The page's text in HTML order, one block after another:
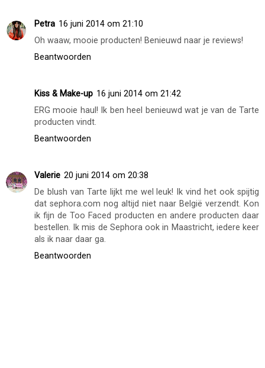
Petra 16 juni 2014 om 21:10
Oh waaw, mooie producten! Benieuwd naar je reviews!
Beantwoorden
Kiss & Make-up 16 juni 2014 om 21:42
ERG mooie haul! Ik ben heel benieuwd wat je van de Tarte
producten vindt.
Beantwoorden
Valerie 20 juni 2014 om 20:38
De blush van Tarte lijkt me wel leuk! Ik vind het ook spijtig
dat sephora.com nog altijd niet naar België verzendt. Kon
ik fijn de Too Faced producten en andere producten daar
bestellen. Ik mis de Sephora ook in Maastricht, iedere keer
als ik naar daar ga.
Beantwoorden